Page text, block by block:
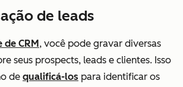
de leads
CRM, você pode gravar diversas
seus prospects, leads e clientes. Isso
de qualificá-los para identificar os